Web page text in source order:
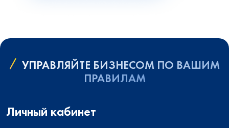
УПРАВЛЯЙТЕ БИЗНЕСОМ ПО ВАШИМ
ПРАВИЛАМ
Личный кабинет